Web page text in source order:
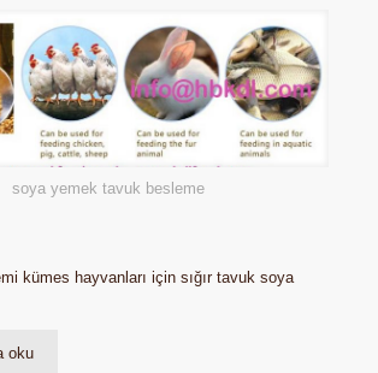
soya yemek tavuk besleme
kümes hayvanları için sığır tavuk soya
oku